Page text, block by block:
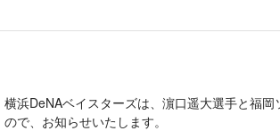
横浜DeNAベイスターズは、濵口遥大選手と福
ので、お知らせいたします。